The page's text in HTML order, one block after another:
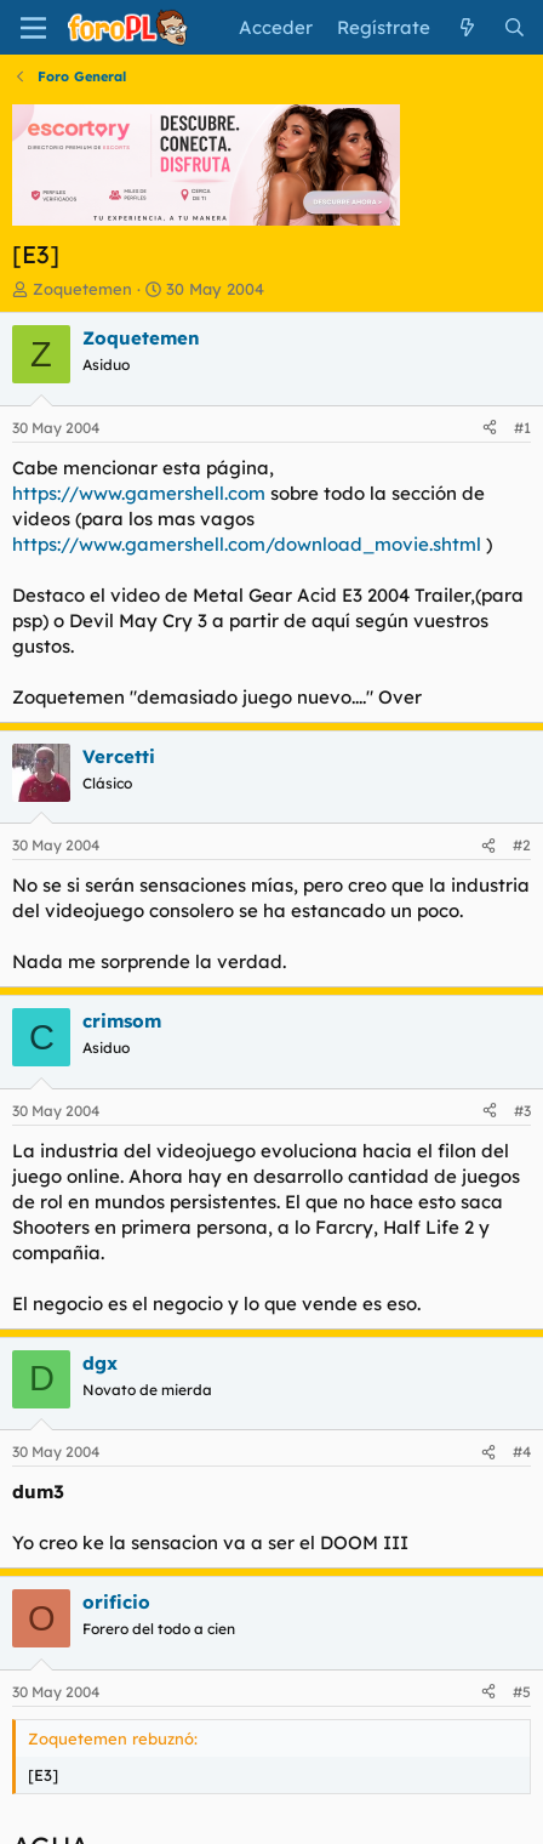
Acceder Regístrate
Foro General
[E3]
I
n
i
c
a
d
o
r
d
e
l
t
m
a
Zoquetemen
F
e
c
i
n
c
i
o
30 May 2004
Z Zoquetemen
Asiduo
30 May 2004 #1
Cabe mencionar esta página,
https://www.gamershell.com sobre todo la sección de
videos (para los mas vagos
https://www.gamershell.com/download_movie.shtml )
Destaco el video de Metal Gear Acid E3 2004 Trailer,(para
psp) o Devil May Cry 3 a partir de aquí según vuestros
gustos.
Zoquetemen "demasiado juego nuevo...." Over
Vercetti
Clásico
30 May 2004 #2
No se si serán sensaciones mías, pero creo que la industria
del videojuego consolero se ha estancado un poco.
Nada me sorprende la verdad.
C crimsom
Asiduo
30 May 2004 #3
La industria del videojuego evoluciona hacia el filon del
juego online. Ahora hay en desarrollo cantidad de juegos
de rol en mundos persistentes. El que no hace esto saca
Shooters en primera persona, a lo Farcry, Half Life 2 y
compañia.
El negocio es el negocio y lo que vende es eso.
D dgx
Novato de mierda
30 May 2004 #4
dum3
Yo creo ke la sensacion va a ser el DOOM III
O orificio
Forero del todo a cien
30 May 2004 #5
Zoquetemen rebuznó:
[E3]